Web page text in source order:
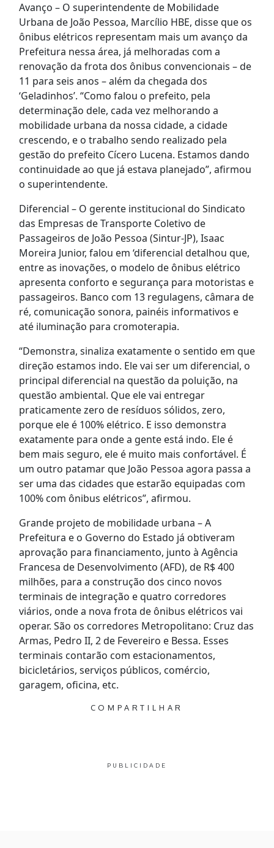
Avanço – O superintendente de Mobilidade
Urbana de João Pessoa, Marcílio HBE, disse que os
ônibus elétricos representam mais um avanço da
Prefeitura nessa área, já melhoradas com a
renovação da frota dos ônibus convencionais – de
11 para seis anos – além da chegada dos
‘Geladinhos’. “Como falou o prefeito, pela
determinação dele, cada vez melhorando a
mobilidade urbana da nossa cidade, a cidade
crescendo, e o trabalho sendo realizado pela
gestão do prefeito Cícero Lucena. Estamos dando
continuidade ao que já estava planejado”, afirmou
o superintendente.
Diferencial – O gerente institucional do Sindicato
das Empresas de Transporte Coletivo de
Passageiros de João Pessoa (Sintur-JP), Isaac
Moreira Junior, falou em ‘diferencial detalhou que,
entre as inovações, o modelo de ônibus elétrico
apresenta conforto e segurança para motoristas e
passageiros. Banco com 13 regulagens, câmara de
ré, comunicação sonora, painéis informativos e
até iluminação para cromoterapia.
“Demonstra, sinaliza exatamente o sentido em que
direção estamos indo. Ele vai ser um diferencial, o
principal diferencial na questão da poluição, na
questão ambiental. Que ele vai entregar
praticamente zero de resíduos sólidos, zero,
porque ele é 100% elétrico. E isso demonstra
exatamente para onde a gente está indo. Ele é
bem mais seguro, ele é muito mais confortável. É
um outro patamar que João Pessoa agora passa a
ser uma das cidades que estarão equipadas com
100% com ônibus elétricos”, afirmou.
Grande projeto de mobilidade urbana – A
Prefeitura e o Governo do Estado já obtiveram
aprovação para financiamento, junto à Agência
Francesa de Desenvolvimento (AFD), de R$ 400
milhões, para a construção dos cinco novos
terminais de integração e quatro corredores
viários, onde a nova frota de ônibus elétricos vai
operar. São os corredores Metropolitano: Cruz das
Armas, Pedro II, 2 de Fevereiro e Bessa. Esses
terminais contarão com estacionamentos,
bicicletários, serviços públicos, comércio,
garagem, oficina, etc.
COMPARTILHAR
PUBLICIDADE